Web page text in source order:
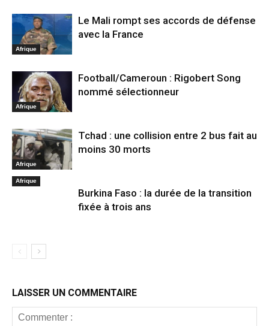
Afrique
Le Mali rompt ses accords de défense
avec la France
Afrique
Football/Cameroun : Rigobert Song
nommé sélectionneur
Afrique
Tchad : une collision entre 2 bus fait au
moins 30 morts
Afrique
Burkina Faso : la durée de la transition
fixée à trois ans
LAISSER UN COMMENTAIRE